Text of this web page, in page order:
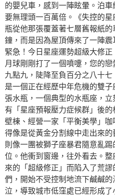
的嬰兒車，感到一陣眩暈。泊
要無理頭一百萬倍。《失控的
瓶從他那張覆蓋著七層舊報紙
鐘，而是因為屋頂傳來了一陣震
緊急！今日星座運勢超級大修
月球剛剛打了一個噴嚏，您的
九點九，陡降至負百分之八十
是一個正在經歷中年危機的雙
張水瓶，一個典型的水瓶座，
有「星座預報壓力症候群」後
壁棟、經營一家「平衡美學」
得像是從黃金分割線中走出來的
則像一團被獅子座暴君隨意亂
位。他衝到窗邊，往外看去。
來的「超級修正」而陷入了荒
們，開始不受控制地流下鹹鹹
泣，導致城市低窪處已經形成